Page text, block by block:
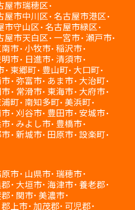
屋市瑞穂区
屋市中川区 名古屋市港区
市守山区 名古屋市緑区
屋市天白区 一宮市 瀬戸市
市 小牧市 稲沢市
市 日進市 清須市
東郷町 豊山町 大口町
弥富市 あま市 大治町
常滑市 東海市 大府市
町 南知多町 美浜町
刈谷市 豊田市 安城市
みよし市 豊橋市
新城市 田原市 設楽町
市 山県市 瑞穂市
大垣市 海津市 養老郡
関市 美濃市
郡上市 加茂郡 可児郡